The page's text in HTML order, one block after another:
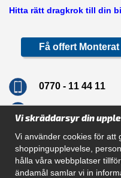
Hitta rätt dragkrok till din
Få offert
0770 - 11 44 11
Navigation
Vi skräddarsyr din
Vi använder cookies för att
shoppingupplevelse,
hålla våra webbplatser
ändamål samlar vi in